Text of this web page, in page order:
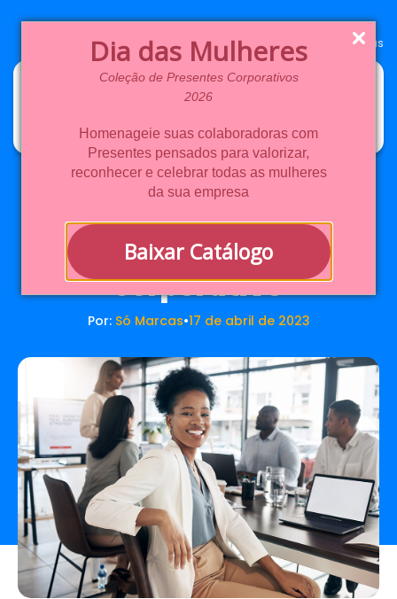
Dia das Mulheres
Coleção de Presentes Corporativos
2026
Homenageie suas colaboradoras com
Presentes pensados para valorizar,
reconhecer e celebrar todas as mulheres
da sua empresa
Baixar Catálogo
Ir para o site da SóMarcas
O cenário da liderança
feminina no mundo
corporativo
Por: Só Marcas•17 de abril de 2023